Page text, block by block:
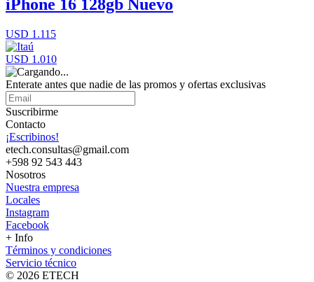
iPhone 16 128gb Nuevo
USD 1.115
USD 1.010
Enterate antes que nadie de las promos y ofertas exclusivas
Suscribirme
Contacto
¡Escribinos!
etech.consultas@gmail.com
+598 92 543 443
Nosotros
Nuestra empresa
Locales
Instagram
Facebook
+ Info
Términos y condiciones
Servicio técnico
© 2026 ETECH